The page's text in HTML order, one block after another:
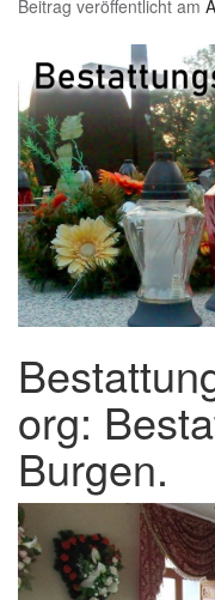
Beitrag veröffentlicht am
org:
Burgen.